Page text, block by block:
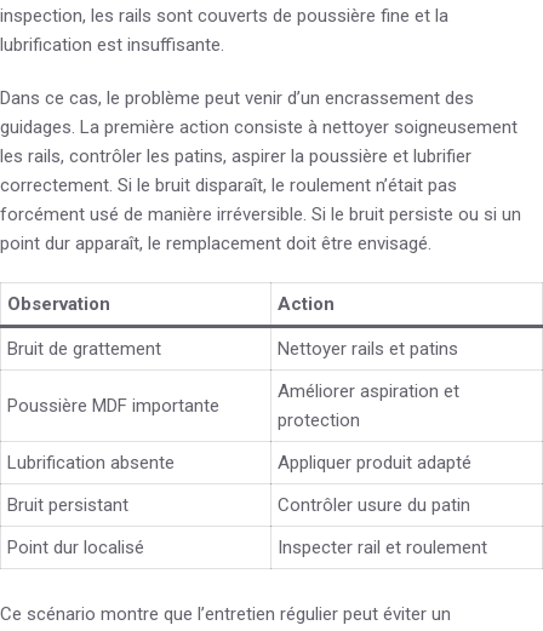
inspection, les rails sont couverts de poussière fine et la
lubrification est insuffisante.
Dans ce cas, le problème peut venir d’un encrassement des
guidages. La première action consiste à nettoyer soigneusement
les rails, contrôler les patins, aspirer la poussière et lubrifier
correctement. Si le bruit disparaît, le roulement n’était pas
forcément usé de manière irréversible. Si le bruit persiste ou si un
point dur apparaît, le remplacement doit être envisagé.
Observation Action
Bruit de grattement Nettoyer rails et patins
Poussière MDF importante
Améliorer aspiration et
protection
Lubrification absente
Appliquer produit adapté
Bruit persistant
Contrôler usure du patin
Point dur localisé
Inspecter rail et roulement
Ce scénario montre que l’entretien régulier peut éviter un